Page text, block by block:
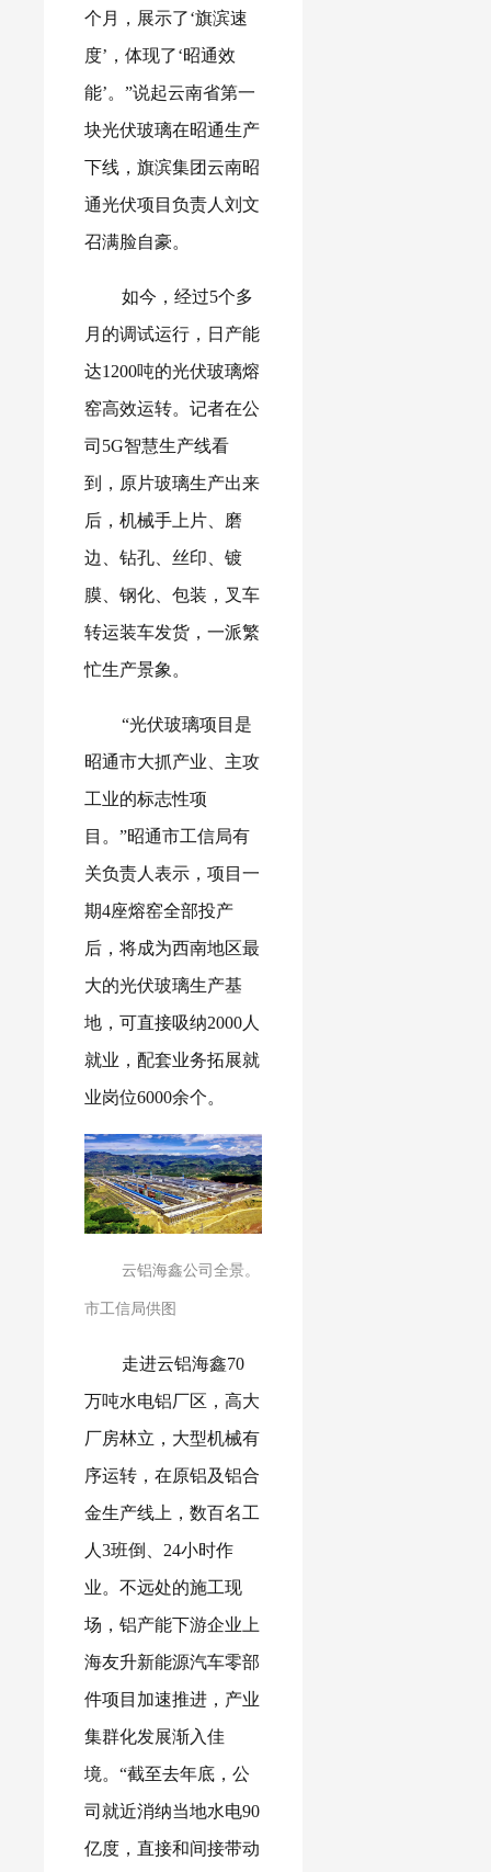
个月，展示了‘旗滨速
度’，体现了‘昭通效
能’。”说起云南省第一
块光伏玻璃在昭通生产
下线，旗滨集团云南昭
通光伏项目负责人刘文
召满脸自豪。
如今，经过5个多
月的调试运行，日产能
达1200吨的光伏玻璃熔
窑高效运转。记者在公
司5G智慧生产线看
到，原片玻璃生产出来
后，机械手上片、磨
边、钻孔、丝印、镀
膜、钢化、包装，叉车
转运装车发货，一派繁
忙生产景象。
“光伏玻璃项目是
昭通市大抓产业、主攻
工业的标志性项
目。”昭通市工信局有
关负责人表示，项目一
期4座熔窑全部投产
后，将成为西南地区最
大的光伏玻璃生产基
地，可直接吸纳2000人
就业，配套业务拓展就
业岗位6000余个。
云铝海鑫公司全景。
市工信局供图
走进云铝海鑫70
万吨水电铝厂区，高大
厂房林立，大型机械有
序运转，在原铝及铝合
金生产线上，数百名工
人3班倒、24小时作
业。不远处的施工现
场，铝产能下游企业上
海友升新能源汽车零部
件项目加速推进，产业
集群化发展渐入佳
境。“截至去年底，公
司就近消纳当地水电90
亿度，直接和间接带动